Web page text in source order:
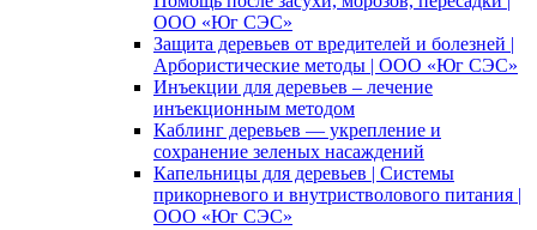
ООО «Юг СЭС»
Защита деревьев от вредителей и болезней |
Арбористические методы | ООО «Юг СЭС»
Инъекции для деревьев – лечение
инъекционным методом
Каблинг деревьев — укрепление и
сохранение зеленых насаждений
Капельницы для деревьев | Системы
прикорневого и внутристволового питания |
ООО «Юг СЭС»